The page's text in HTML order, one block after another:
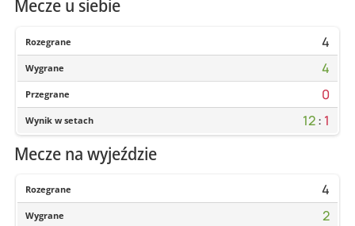
Mecze u siebie
Rozegrane 4
Wygrane 4
Przegrane 0
Wynik w setach 12: 1
Mecze na wyjeździe
Rozegrane 4
Wygrane 2